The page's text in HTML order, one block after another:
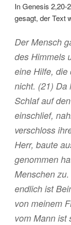
In Genesis 2,20-
gesagt, der Text
Der Mensch
des Himmels
eine Hilfe, die
nicht. (21) Da
Schlaf auf
einschlief,
verschloss
Herr, baute
genommen
Menschen
endlich ist
von meinem
vom Mann ist